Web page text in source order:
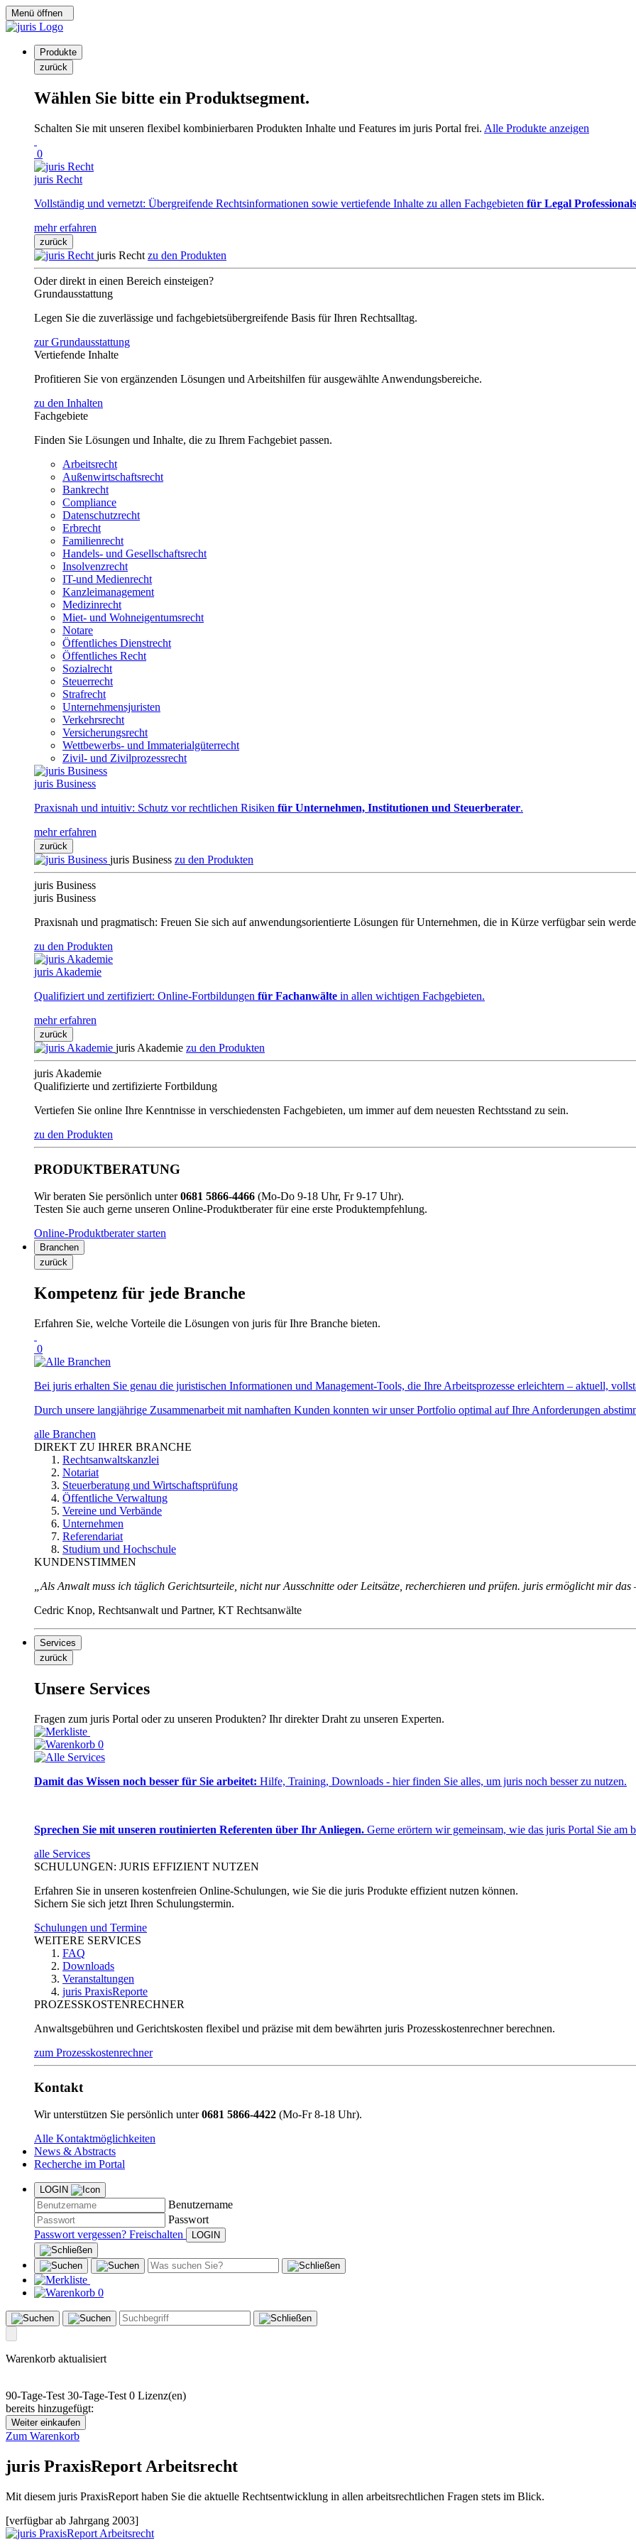
Menü öffnen
Produkte
zurück
Wählen Sie bitte ein Produktsegment.
Schalten Sie mit unseren flexibel kombinierbaren Produkten Inhalte und Features im juris Portal frei. Alle Produkte anzeigen
0
juris Recht
Vollständig und vernetzt: Übergreifende Rechtsinformationen sowie vertiefende Inhalte zu allen Fachgebieten für Legal Professionals
mehr erfahren
zurück
juris Recht zu den Produkten
Oder direkt in einen Bereich einsteigen?
Grundausstattung
Legen Sie die zuverlässige und fachgebietsübergreifende Basis für Ihren Rechtsalltag.
zur Grundausstattung
Vertiefende Inhalte
Profitieren Sie von ergänzenden Lösungen und Arbeitshilfen für ausgewählte Anwendungsbereiche.
zu den Inhalten
Fachgebiete
Finden Sie Lösungen und Inhalte, die zu Ihrem Fachgebiet passen.
Arbeitsrecht
Außenwirtschaftsrecht
Bankrecht
Compliance
Datenschutzrecht
Erbrecht
Familienrecht
Handels- und Gesellschaftsrecht
Insolvenzrecht
IT-und Medienrecht
Kanzleimanagement
Medizinrecht
Miet- und Wohneigentumsrecht
Notare
Öffentliches Dienstrecht
Öffentliches Recht
Sozialrecht
Steuerrecht
Strafrecht
Unternehmensjuristen
Verkehrsrecht
Versicherungsrecht
Wettbewerbs- und Immaterialgüterrecht
Zivil- und Zivilprozessrecht
juris Business
Praxisnah und intuitiv: Schutz vor rechtlichen Risiken für Unternehmen, Institutionen und Steuerberater.
mehr erfahren
zurück
juris Business zu den Produkten
juris Business
juris Business
Praxisnah und pragmatisch: Freuen Sie sich auf anwendungsorientierte Lösungen für Unternehmen, die in Kürze verfügbar sein
zu den Produkten
juris Akademie
Qualifiziert und zertifiziert: Online-Fortbildungen für Fachanwälte in allen wichtigen Fachgebieten.
mehr erfahren
zurück
juris Akademie zu den Produkten
juris Akademie
Qualifizierte und zertifizierte Fortbildung
Vertiefen Sie online Ihre Kenntnisse in verschiedensten Fachgebieten, um immer auf dem neuesten Rechtsstand zu sein.
zu den Produkten
PRODUKTBERATUNG
Wir beraten Sie persönlich unter0681 5866-4466 (Mo-Do 9-18 Uhr, Fr 9-17 Uhr).
Testen Sie auch gerne unseren Online-Produktberater für eine erste Produktempfehlung.
Online-Produktberater starten
Branchen
zurück
Kompetenz für jede Branche
Erfahren Sie, welche Vorteile die Lösungen von juris für Ihre Branche bieten.
0
Bei juris erhalten Sie genau die juristischen Informationen und Management-Tools, die Ihre Arbeitsprozesse erleichtern – aktuell,
Durch unsere langjährige Zusammenarbeit mit namhaften Kunden konnten wir unser Portfolio optimal auf Ihre Anforderungen
alle Branchen
DIREKT ZU IHRER BRANCHE
Rechtsanwaltskanzlei
Notariat
Steuerberatung und Wirtschaftsprüfung
Öffentliche Verwaltung
Vereine und Verbände
Unternehmen
Referendariat
Studium und Hochschule
KUNDENSTIMMEN
„Als Anwalt muss ich täglich Gerichtsurteile, nicht nur Ausschnitte oder Leitsätze, recherchieren und prüfen. juris ermöglicht mir
Cedric Knop, Rechtsanwalt und Partner, KT Rechtsanwälte
Services
zurück
Unsere Services
Fragen zum juris Portal oder zu unseren Produkten? Ihr direkter Draht zu unseren Experten.
0
Damit das Wissen noch besser für Sie arbeitet: Hilfe, Training, Downloads - hier finden Sie alles, um juris noch besser zu nutzen.
Sprechen Sie mit unseren routinierten Referenten über Ihr Anliegen. Gerne erörtern wir gemeinsam, wie das juris Portal Sie am
alle Services
SCHULUNGEN: JURIS EFFIZIENT NUTZEN
Erfahren Sie in unseren kostenfreien Online-Schulungen, wie Sie die juris Produkte effizient nutzen können.
Sichern Sie sich jetzt Ihren Schulungstermin.
Schulungen und Termine
WEITERE SERVICES
FAQ
Downloads
Veranstaltungen
juris PraxisReporte
PROZESSKOSTENRECHNER
Anwaltsgebühren und Gerichtskosten flexibel und präzise mit dem bewährten juris Prozesskostenrechner berechnen.
zum Prozesskostenrechner
Kontakt
Wir unterstützen Sie persönlich unter0681 5866-4422 (Mo-Fr 8-18 Uhr).
Alle Kontaktmöglichkeiten
News & Abstracts
Recherche im Portal
LOGIN
Benutzername
Passwort
Passwort vergessen? Freischalten
0
Warenkorb aktualisiert
90-Tage-Test 30-Tage-Test 0 Lizenz(en)
bereits hinzugefügt:
Weiter einkaufen
Zum Warenkorb
juris PraxisReport Arbeitsrecht
Mit diesem juris PraxisReport haben Sie die aktuelle Rechtsentwicklung in allen arbeitsrechtlichen Fragen stets im Blick.
[verfügbar ab Jahrgang 2003]